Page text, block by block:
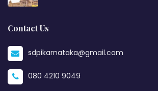
Contact Us
sdpikarnataka@gmail.com
080 4210 9049